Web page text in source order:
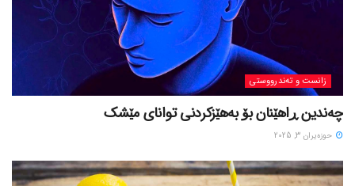
زانست و تەندرووستی
چەندین ڕاهێنان بۆ بەهێزکردنی توانای مێشک
حوزه‌یران 3, 2025